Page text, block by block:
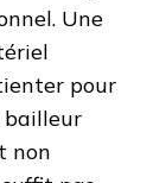
Une
pour
bailleur
non